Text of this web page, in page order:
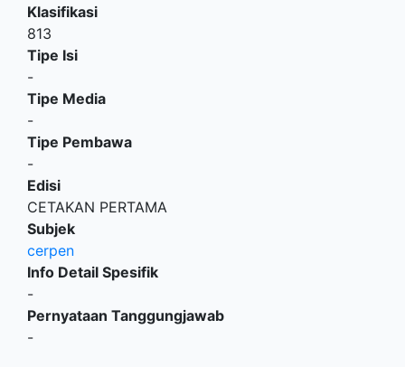
Klasifikasi
813
Tipe Isi
-
Tipe Media
-
Tipe Pembawa
-
Edisi
CETAKAN PERTAMA
Subjek
cerpen
Info Detail Spesifik
-
Pernyataan Tanggungjawab
-